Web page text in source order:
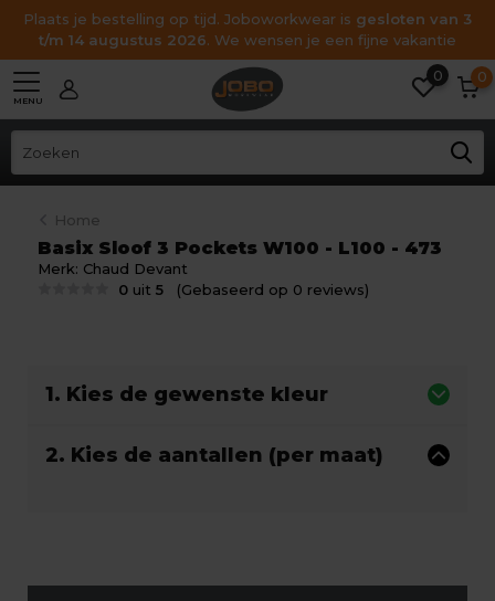
Plaats je bestelling op tijd. Joboworkwear is gesloten van 3
t/m 14 augustus 2026. We wensen je een fijne vakantie
MENU
0 0
Home
Basix Sloof 3 Pockets W100 - L100 - 473
Merk: Chaud Devant
0 uit5 (Gebaseerd op 0 reviews)
1. Kies de gewenste kleur
2. Kies de aantallen (per maat)